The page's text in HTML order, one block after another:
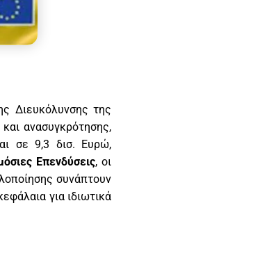
Διευκόλυνσης της
ανασυγκρότησης,
σε 9,3 δισ. Ευρώ,
Επενδύσεις, οι
συνάπτουν
για ιδιωτικά